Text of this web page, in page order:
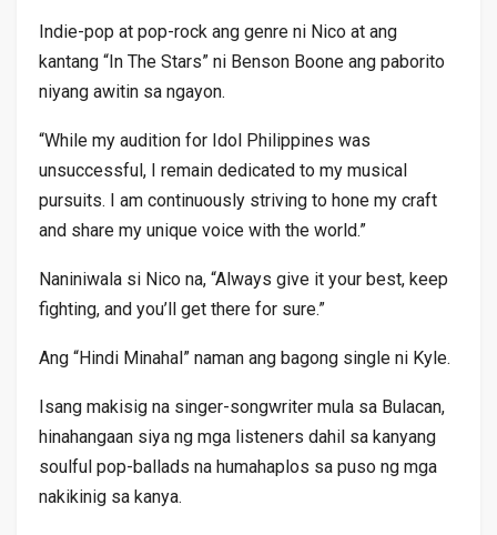
Indie-pop at pop-rock ang genre ni Nico at ang
kantang “In The Stars” ni Benson Boone ang paborito
niyang awitin sa ngayon.
“While my audition for Idol Philippines was
unsuccessful, I remain dedicated to my musical
pursuits. I am continuously striving to hone my craft
and share my unique voice with the world.”
Naniniwala si Nico na, “Always give it your best, keep
fighting, and you’ll get there for sure.”
Ang “Hindi Minahal” naman ang bagong single ni Kyle.
Isang makisig na singer-songwriter mula sa Bulacan,
hinahangaan siya ng mga listeners dahil sa kanyang
soulful pop-ballads na humahaplos sa puso ng mga
nakikinig sa kanya.